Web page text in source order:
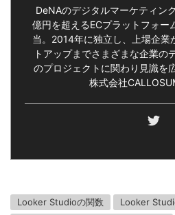
DeNAのデジタルマーケティン
億円を超えるECプラットフォー
当。2014年に独立し、上場企業
トアップまでさまざまな企業の
のプロジェクトに関わり見識を
株式会社
Looker Studioの関数
Looker